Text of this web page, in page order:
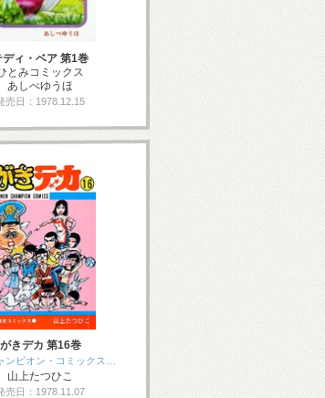
ディ・ベア 第1巻
とみコミックス
あしべゆうほ
売日：1978.12.15
がきデカ 第16巻
ンピオン・コミックス…
山上たつひこ
売日：1978.11.07